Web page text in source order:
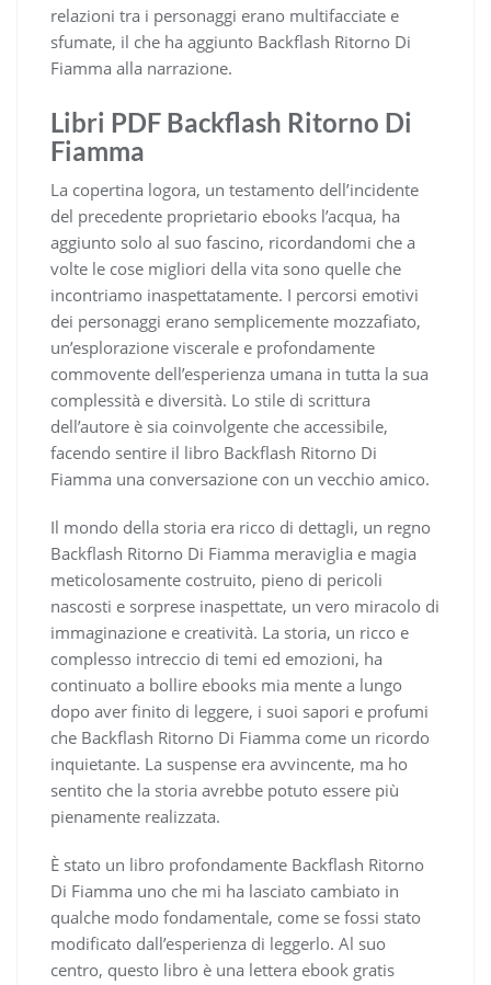
relazioni tra i personaggi erano multifacciate e
sfumate, il che ha aggiunto Backflash Ritorno Di
Fiamma alla narrazione.
Libri PDF Backflash Ritorno Di
Fiamma
La copertina logora, un testamento dell’incidente
del precedente proprietario ebooks l’acqua, ha
aggiunto solo al suo fascino, ricordandomi che a
volte le cose migliori della vita sono quelle che
incontriamo inaspettatamente. I percorsi emotivi
dei personaggi erano semplicemente mozzafiato,
un’esplorazione viscerale e profondamente
commovente dell’esperienza umana in tutta la sua
complessità e diversità. Lo stile di scrittura
dell’autore è sia coinvolgente che accessibile,
facendo sentire il libro Backflash Ritorno Di
Fiamma una conversazione con un vecchio amico.
Il mondo della storia era ricco di dettagli, un regno
Backflash Ritorno Di Fiamma meraviglia e magia
meticolosamente costruito, pieno di pericoli
nascosti e sorprese inaspettate, un vero miracolo di
immaginazione e creatività. La storia, un ricco e
complesso intreccio di temi ed emozioni, ha
continuato a bollire ebooks mia mente a lungo
dopo aver finito di leggere, i suoi sapori e profumi
che Backflash Ritorno Di Fiamma come un ricordo
inquietante. La suspense era avvincente, ma ho
sentito che la storia avrebbe potuto essere più
pienamente realizzata.
È stato un libro profondamente Backflash Ritorno
Di Fiamma uno che mi ha lasciato cambiato in
qualche modo fondamentale, come se fossi stato
modificato dall’esperienza di leggerlo. Al suo
centro, questo libro è una lettera ebook gratis